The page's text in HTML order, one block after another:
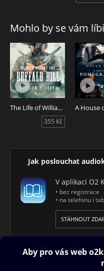
Mohlo by se vám
The Life of William F. Cody - Buffalo Bill
355 Kč
Jak poslouchat
V aplikaci O2
• bez registrace
• na telefonu i
STÁHNOUT